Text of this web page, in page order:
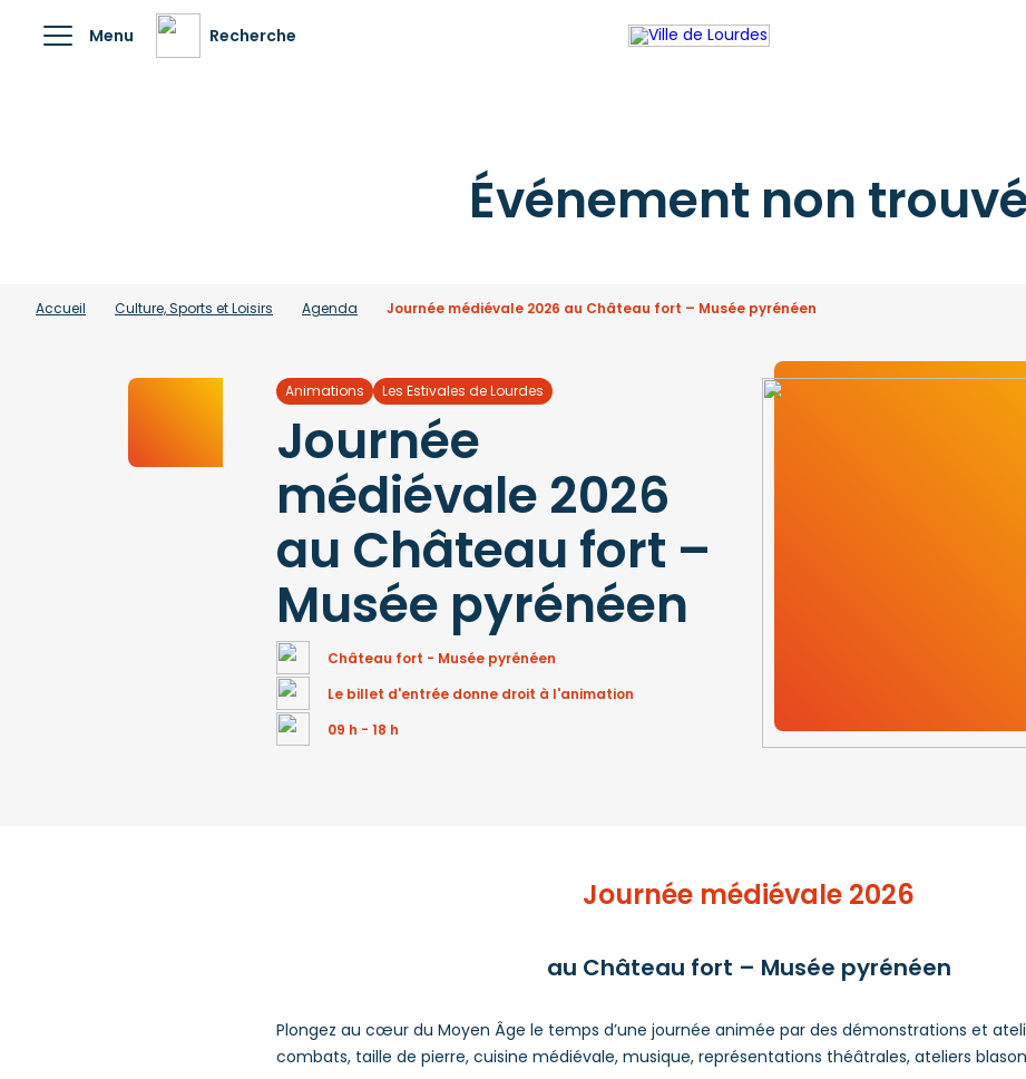
Menu Recherche
Événement non
Accueil Culture, Sports et Loisirs Agenda Journée médiévale 2026 au Château fort – Musée pyrénéen
Animations Les Estivales de Lourdes
Journée
médiévale 2026
au Château fort –
Musée pyrénéen
Château fort - Musée pyrénéen
Le billet d'entrée donne droit à l'animation
09 h - 18 h
Journée médiévale 2026
au Château fort – Musée pyrénéen
Plongez au cœur du Moyen Âge le temps d’une journée animée par des démonstrations et
combats, taille de pierre, cuisine médiévale, musique, représentations théâtrales, ateliers